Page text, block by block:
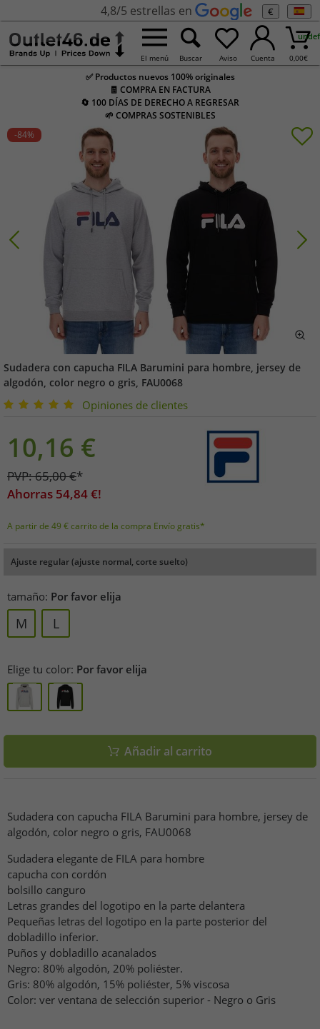
4,8/5 estrellas en €
El menú Buscar Aviso Cuenta 0,00€
✅ Productos nuevos 100% originales
🧾 COMPRA EN FACTURA
🔄 100 DÍAS DE DERECHO A REGRESAR
🌱 COMPRAS SOSTENIBLES
-84%
Sudadera con capucha FILA Barumini para hombre, jersey de
algodón, color negro o gris, FAU0068
Opiniones de clientes
10,16 €
PVP:65,00€*
Ahorras 54,84€!
A partir de 49 € carrito de la compra Envío gratis*
Ajuste regular (ajuste normal, corte suelto)
tamaño: Por favor elija
M L
Elige tu color: Por favor elija
Añadir al carrito
Sudadera con capucha FILA Barumini para hombre, jersey de
algodón, color negro o gris, FAU0068
Sudadera elegante de FILA para hombre
capucha con cordón
bolsillo canguro
Letras grandes del logotipo en la parte delantera
Pequeñas letras del logotipo en la parte posterior del
dobladillo inferior.
Puños y dobladillo acanalados
Negro: 80% algodón, 20% poliéster.
Gris: 80% algodón, 15% poliéster, 5% viscosa
Color: ver ventana de selección superior - Negro o Gris